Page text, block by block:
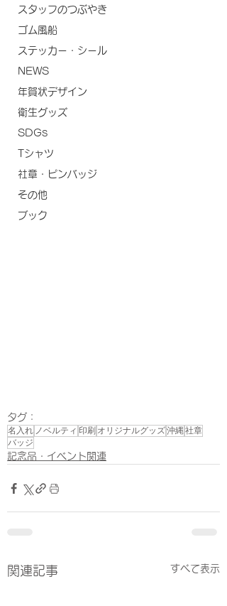
スタッフのつぶやき
ゴム風船
ステッカー・シール
NEWS
年賀状デザイン
衛生グッズ
SDGs
Tシャツ
社章・ピンバッジ
その他
ブック
タグ：
名入れ ノベルティ 印刷 オリジナルグッズ沖縄社章
バッジ
記念品・イベント関連
関連記事 すべて表示